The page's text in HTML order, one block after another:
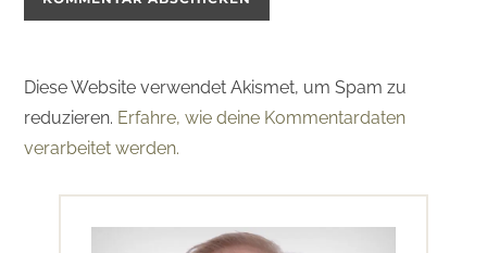
Diese Website verwendet Akismet, um Spam zu
reduzieren. Erfahre, wie deine Kommentardaten
verarbeitet werden.